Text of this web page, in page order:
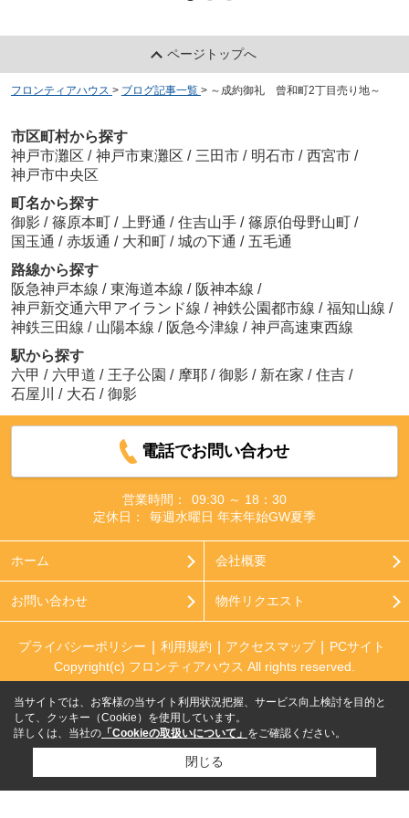
ページトップへ
フロンティアハウス > ブログ記事一覧 > ～成約御礼 曾和町2丁目売り地～
市区町村から探す
神戸市灘区 / 神戸市東灘区 / 三田市 / 明石市 / 西宮市 /
神戸市中央区
町名から探す
御影 / 篠原本町 / 上野通 / 住吉山手 / 篠原伯母野山町 /
国玉通 / 赤坂通 / 大和町 / 城の下通 / 五毛通
路線から探す
阪急神戸本線 / 東海道本線 / 阪神本線 /
神戸新交通六甲アイランド線 / 神鉄公園都市線 / 福知山線 /
神鉄三田線 / 山陽本線 / 阪急今津線 / 神戸高速東西線
駅から探す
六甲 / 六甲道 / 王子公園 / 摩耶 / 御影 / 新在家 / 住吉 /
石屋川
/ 大石 / 御影
電話でお問い合わせ
営業時間：
09:30 ～ 18：30
定休日：
毎週水曜日 年末年始GW夏季
ホーム 会社概要
お問い合わせ 物件リクエスト
プライバシーポリシー 利用規約 アクセスマップ
PCサイト
Copyright(c) フロンティアハウス All rights reserved.
当サイトでは、お客様の当サイト利用状況把握、サービス向上検討を目的と
して、クッキー（Cookie）を使用しています。
詳しくは、当社の 「Cookieの取扱いについて」 をご確認ください。
閉じる